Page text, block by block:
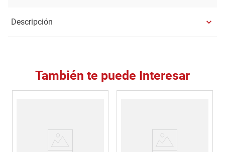
Descripción
También te puede Interesar